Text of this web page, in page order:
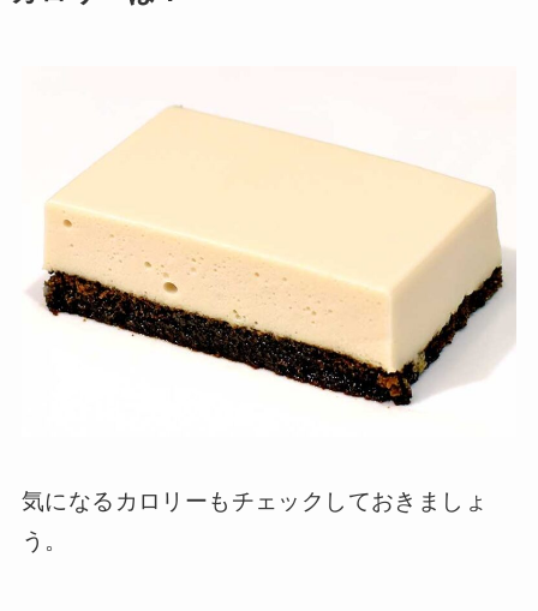
気になるカロリーもチェックしておきましょ
う。